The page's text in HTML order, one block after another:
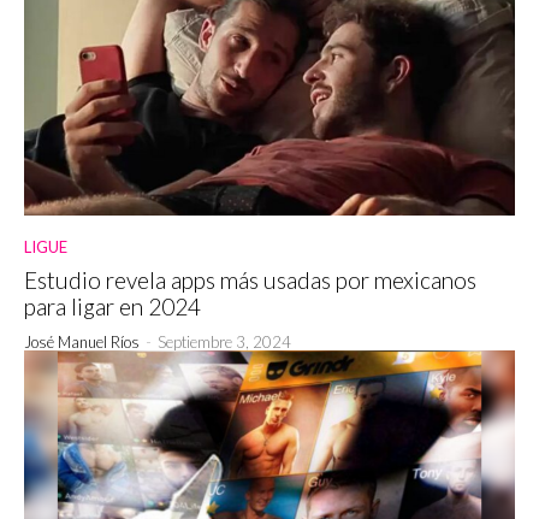
LIGUE
Estudio revela apps más usadas por mexicanos
para ligar en 2024
José Manuel Ríos - Septiembre 3, 2024